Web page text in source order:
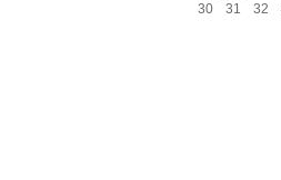
30
31 32